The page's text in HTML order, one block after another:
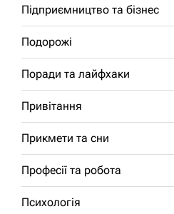
Підприємництво та бізнес
Подорожі
Поради та лайфхаки
Привітання
Прикмети та сни
Професії та робота
Психологія